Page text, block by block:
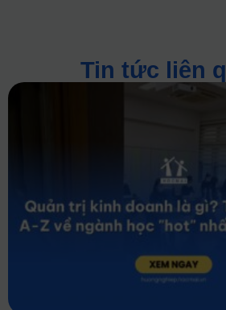
Tin tức liên